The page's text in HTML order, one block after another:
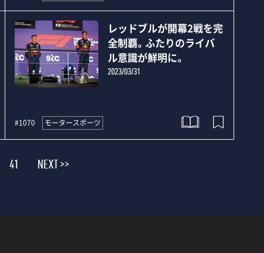
レッドブルが開幕2戦を完
全制覇。ふたりのライバ
ル意識が鮮明に。
2023/03/31
#1070 モータースポーツ
41 NEXT >>